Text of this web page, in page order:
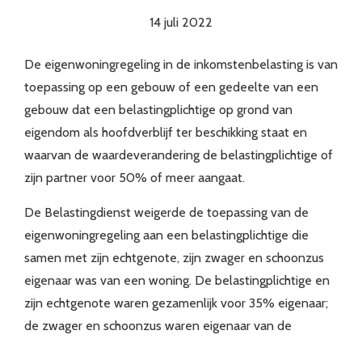
14 juli 2022
De eigenwoningregeling in de inkomstenbelasting is van
toepassing op een gebouw of een gedeelte van een
gebouw dat een belastingplichtige op grond van
eigendom als hoofdverblijf ter beschikking staat en
waarvan de waardeverandering de belastingplichtige of
zijn partner voor 50% of meer aangaat.
De Belastingdienst weigerde de toepassing van de
eigenwoningregeling aan een belastingplichtige die
samen met zijn echtgenote, zijn zwager en schoonzus
eigenaar was van een woning. De belastingplichtige en
zijn echtgenote waren gezamenlijk voor 35% eigenaar;
de zwager en schoonzus waren eigenaar van de